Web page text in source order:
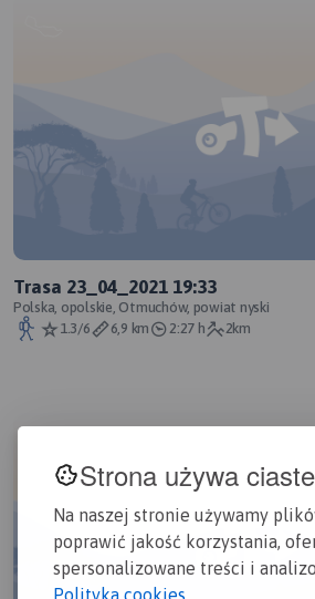
Strona używa
Na naszej stronie używamy
poprawić jakość korzystania,
spersonalizowane treści i
Polityka cookies
Trasa 23_04_2021 19:33
Polska, opolskie, Otmuchów, powiat nyski
1.3/6
6,9 km 2:27 h 2km